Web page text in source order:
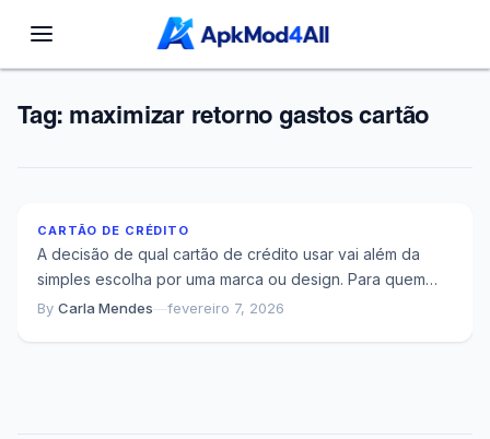
Tag: maximizar retorno gastos cartão
CARTÃO DE CRÉDITO
A decisão de qual cartão de crédito usar vai além da
simples escolha por uma marca ou design. Para quem
busca otimizar...
By Carla Mendes—fevereiro 7, 2026